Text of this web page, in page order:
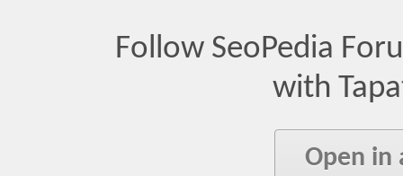
Follow SeoPedia
with
Open in